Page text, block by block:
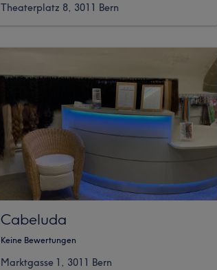
Theaterplatz 8, 3011 Bern
Cabeluda
Keine Bewertungen
Marktgasse 1, 3011 Bern